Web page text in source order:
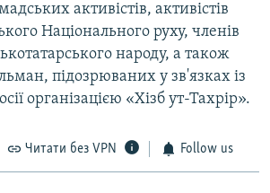
активістів, активістів
Національного руху, членів
народу, а також
підозрюваних у зв'язках із
організацією «Хізб ут-Тахрір».
Читати без VPN Follow us